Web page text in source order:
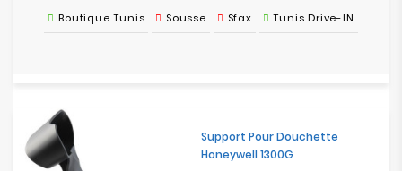
Boutique Tunis Sousse Sfax Tunis Drive-IN
Support Pour Douchette
Honeywell 1300G